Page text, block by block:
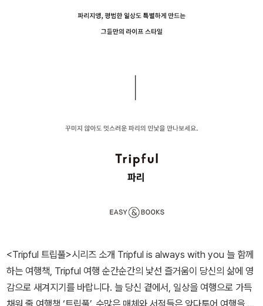
<Tripful 트립풀>시리즈 소개 Tripful is always with you 늘 함께
하는 여행책, Tripful 여행 순간순간의 낯선 즐거움이 당신의 삶에 영
감으로 새겨지기를 바랍니다. 늘 당신 곁에서, 일상을 여행으로 가득